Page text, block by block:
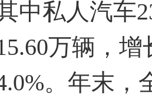
中私人汽车
万辆，
。年末，